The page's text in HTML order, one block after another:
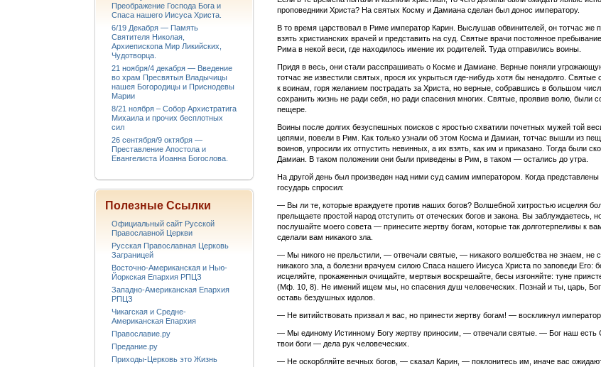
проповедники Христа? На святых Косму и Дамиана сделан был донос императору.
В то время царствовал в Риме император Карин. Выслушав обвинителей, он тотчас же
взять христианских врачей и представить на суд. Святые врачи постоянное
Рима в некой веси, где находилось имение их родителей. Туда отправились воины.
Придя в весь, они стали расспрашивать о Косме и Дамиане. Верные поняли
тотчас же известили святых, прося их укрыться где-нибудь хотя бы ненадолго. Святые
к воинам, горя желанием пострадать за Христа, но верные, собравшись в большом
сохранить жизнь не ради себя, но ради спасения многих. Святые, проявив волю, были
пещере.
Воины после долгих безуспешных поисков с яростью схватили почетных мужей той
цепями, повели в Рим. Как только узнали об этом Косма и Дамиан, тотчас вышли из
воинов, упросили их отпустить невинных, а их взять, как им и приказано. Тогда были
Дамиан. В таком положении они были приведены в Рим, в таком — остались до утра.
На другой день был произведен над ними суд самим императором. Когда представлены
государь спросил:
— Вы ли те, которые враждуете против наших богов? Волшебной хитростью исцеляя
прельщаете простой народ отступить от отеческих богов и закона. Вы заблуждаетесь,
послушайте моего совета — принесите жертву богам, которые так долготерпеливы к
сделали вам никакого зла.
— Мы никого не прельстили, — отвечали святые, — никакого волшебства не знаем, не
никакого зла, а болезни врачуем силою Спаса нашего Иисуса Христа по заповеди Его:
исцеляйте, прокаженныя очищайте, мертвыя воскрешайте, бесы изгоняйте: туне
(Мф. 10, 8). Не имений ищем мы, но спасения душ человеческих. Познай и ты, царь,
оставь бездушных идолов.
— Не витийствовать призвал я вас, но принести жертву богам! — воскликнул император.
— Мы единому Истинному Богу жертву приносим, — отвечали святые. — Бог наш есть
твои боги — дела рук человеческих.
— Не оскорбляйте вечных богов, — сказал Карин, — поклонитесь им, иначе вас
Преображение Господа Бога и
Спаса нашего Иисуса Христа.
6/19 Декабря — Память
Святителя Николая,
Архиепископа Мир Ликийских,
Чудотворца.
21 ноября/4 декабря — Введение
во храм Пресвятыя Владычицы
нашея Богородицы и Приснодевы
Марии
8/21 ноября – Собор Архистратига
Михаила и прочих бесплотных
сил
26 сентября/9 октября —
Преставление Апостола и
Евангелиста Иоанна Богослова.
Полезные Ссылки
Официальный сайт Русской
Православной Церкви
Русская Православная Церковь
Заграницей
Восточно-Американская и Нью-
Йоркская Епархия РПЦЗ
Западно-Американская Епархия
РПЦЗ
Чикагская и Средне-
Американская Епархия
Православие.ру
Предание.ру
Приходы-Церковь это Жизнь